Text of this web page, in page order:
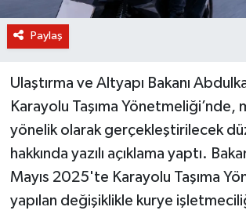
Paylaş
Ulaştırma ve Altyapı Bakanı
Karayolu Taşıma
yönelik olarak gerçekleştirilecek
hakkında yazılı açıklama yaptı.
Mayıs 2025'te Karayolu Taşıma
yapılan değişiklikle kurye